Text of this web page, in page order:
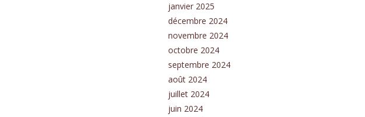
janvier 2025
décembre 2024
novembre 2024
octobre 2024
septembre 2024
août 2024
juillet 2024
juin 2024